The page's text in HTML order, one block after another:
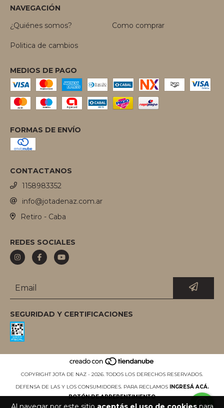
NAVEGACIÓN
¿Quiénes somos?
Como comprar
Politica de cambios
MEDIOS DE PAGO
FORMAS DE ENVÍO
CONTACTANOS
1158983352
info@jotadenaz.com.ar
Retiro - Caba
REDES SOCIALES
SEGURIDAD Y CERTIFICACIONES
COPYRIGHT JOTA DE NAZ - 2026. TODOS LOS DERECHOS RESERVADOS.
DEFENSA DE LAS Y LOS CONSUMIDORES. PARA RECLAMOS
INGRESÁ ACÁ.
BOTÓN DE ARREPENTIMIENTO